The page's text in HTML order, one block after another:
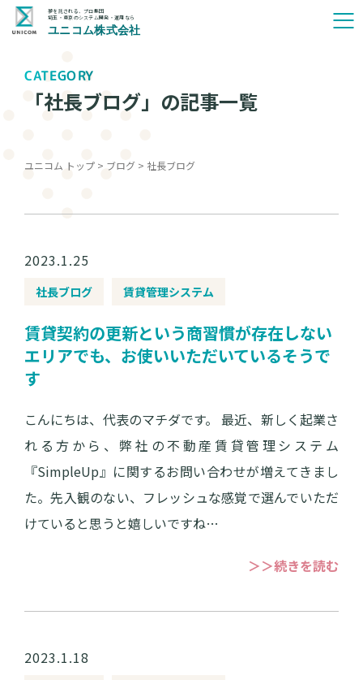
夢を託される、プロ集団
埼玉・東京のシステム開発・運用なら
ユニコム株式会社
CATEGORY
「社長ブログ」の記事一覧
ユニコム トップ > ブログ > 社長ブログ
2023.1.25
社長ブログ 賃貸管理システム
賃貸契約の更新という商習慣が存在しない
エリアでも、お使いいただいているそうで
す
こんにちは、代表のマチダです。 最近、新しく起業さ
れる方から、弊社の不動産賃貸管理システム
『SimpleUp』に関するお問い合わせが増えてきまし
た。先入観のない、フレッシュな感覚で選んでいただ
けていると思うと嬉しいですね…
＞＞続きを読む
2023.1.18